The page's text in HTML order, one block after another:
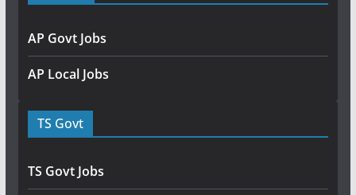
AP Govt Jobs
AP Local Jobs
TS Govt
TS Govt Jobs